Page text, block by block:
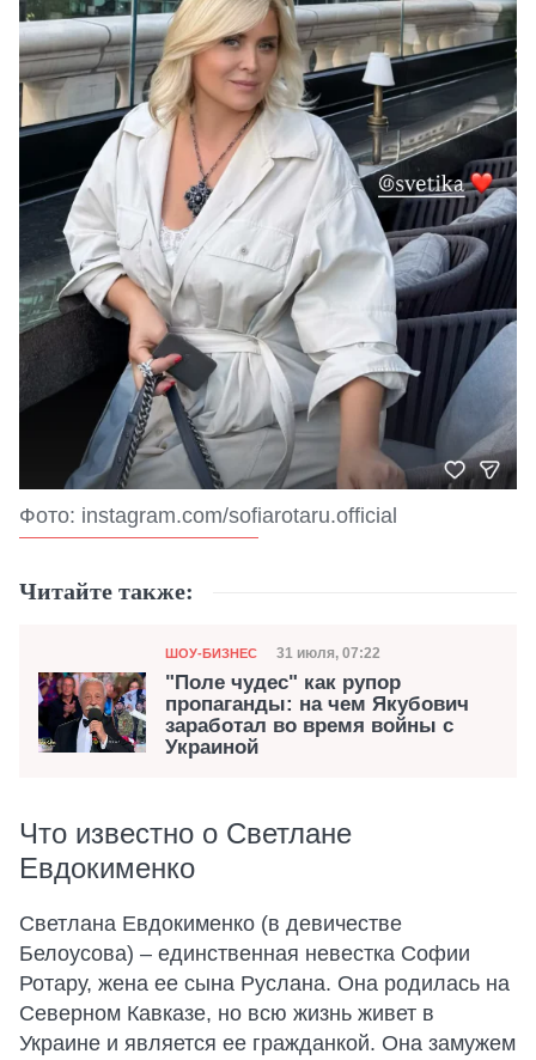
Фото: instagram.com/sofiarotaru.official
Читайте также:
Категория
ШОУ-БИЗНЕС Дата публикации
31 июля, 07:22
"Поле чудес" как рупор
пропаганды: на чем Якубович
заработал во время войны с
Украиной
Что известно о Светлане
Евдокименко
Светлана Евдокименко (в девичестве
Белоусова) – единственная невестка Софии
Ротару, жена ее сына Руслана. Она родилась на
Северном Кавказе, но всю жизнь живет в
Украине и является ее гражданкой. Она замужем